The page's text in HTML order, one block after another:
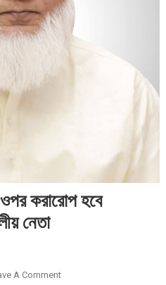
করারোপ হবে
নেতা
A CommentOn